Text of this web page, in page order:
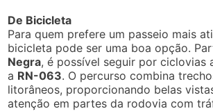
De Bicicleta
Para quem prefere um passeio mais
bicicleta pode ser uma boa opção.
Negra, é possível seguir por ciclovias
a RN-063. O percurso combina
litorâneos, proporcionando belas
atenção em partes da rodovia com